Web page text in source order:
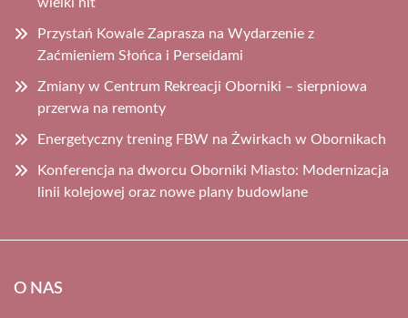
Przystań Kowale Zaprasza na Wydarzenie z
Zaćmieniem Słońca i Perseidami
Zmiany w Centrum Rekreacji Oborniki – sierpniowa
przerwa na remonty
Energetyczny trening FBW na Żwirkach w Obornikach
Konferencja na dworcu Oborniki Miasto: Modernizacja
linii kolejowej oraz nowe plany budowlane
O NAS